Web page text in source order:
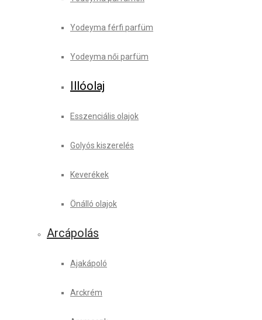
Yodeyma férfi parfüm
Yodeyma női parfüm
Illóolaj
Esszenciális olajok
Golyós kiszerelés
Keverékek
Önálló olajok
Arcápolás
Ajakápoló
Arckrém